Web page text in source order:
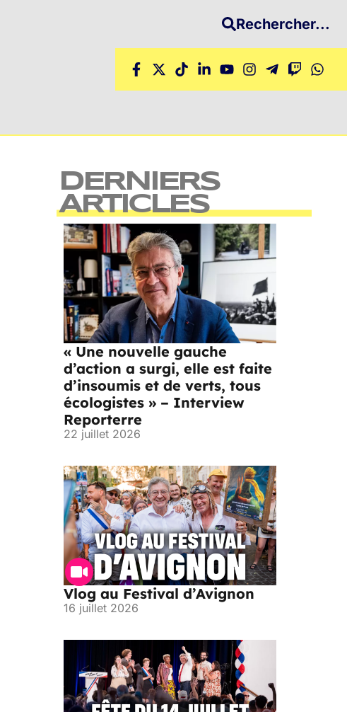
Rechercher...
DERNIERS
ARTICLES
« Une nouvelle gauche
d’action a surgi, elle est faite
d’insoumis et de verts, tous
écologistes » – Interview
Reporterre
22 juillet 2026
Vlog au Festival d’Avignon
16 juillet 2026